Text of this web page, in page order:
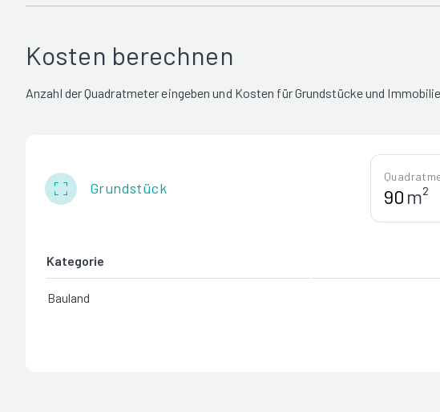
Kosten berechnen
Anzahl der Quadratmeter eingeben und Kosten für Grundstücke und
Grundstück m²
Kategorie
Bauland